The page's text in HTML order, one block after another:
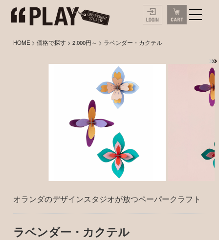
HOME >価格で探す >2,000円～ > ラベンダー・カクテル
オランダのデザインスタジオが放つペーパークラフト
ラベンダー・カクテル